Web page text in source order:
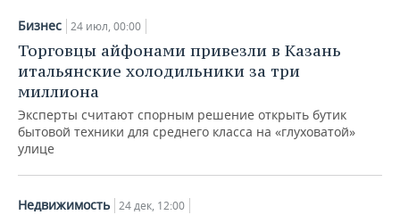
Бизнес 24 июл, 00:00
Торговцы айфонами привезли в Казань
итальянские холодильники за три
миллиона
Эксперты считают спорным решение открыть бутик
бытовой техники для среднего класса на «глуховатой»
улице
Недвижимость 24 дек, 12:00